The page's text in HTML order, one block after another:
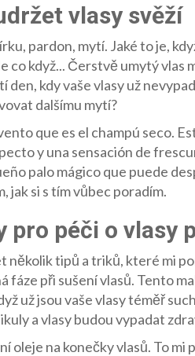
vlasy svěží
pardon, mytí. Jaké to je,
co když... Čerstvě umytý vlas
den, kdy vaše vlasy už
dalšímu mytí?
que es el champú seco.
y una sensación de
palo mágico que puede
jak si s tím vůbec poradím.
pro péči o vlasy
několik tipů a triků, které mi
fáze při sušení vlasů. Tento
už jsou vaše vlasy téměř
a vlasy budou vypadat
oleje na konečky vlasů. To